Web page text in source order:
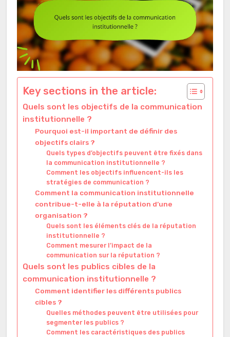
Key sections in the article:
Quels sont les objectifs de la communication
institutionnelle ?
Pourquoi est-il important de définir des
objectifs clairs ?
Quels types d’objectifs peuvent être fixés dans
la communication institutionnelle ?
Comment les objectifs influencent-ils les
stratégies de communication ?
Comment la communication institutionnelle
contribue-t-elle à la réputation d’une
organisation ?
Quels sont les éléments clés de la réputation
institutionnelle ?
Comment mesurer l’impact de la
communication sur la réputation ?
Quels sont les publics cibles de la
communication institutionnelle ?
Comment identifier les différents publics
cibles ?
Quelles méthodes peuvent être utilisées pour
segmenter les publics ?
Comment les caractéristiques des publics